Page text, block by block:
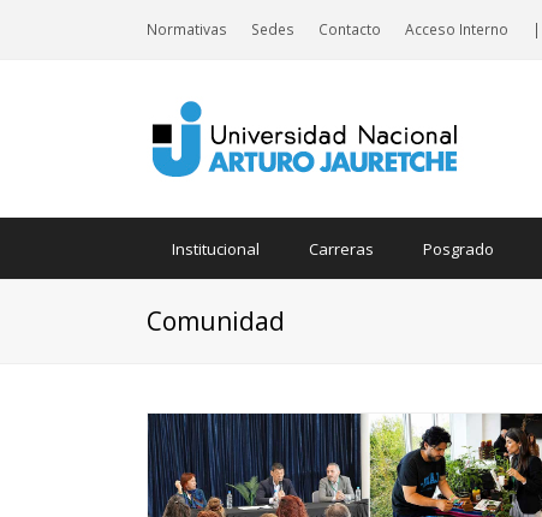
Normativas Sedes Contacto Acceso Interno |
Institucional Carreras Posgrado
Comunidad